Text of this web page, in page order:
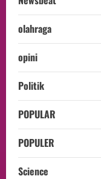
olahraga
opini
Politik
POPULAR
POPULER
Science